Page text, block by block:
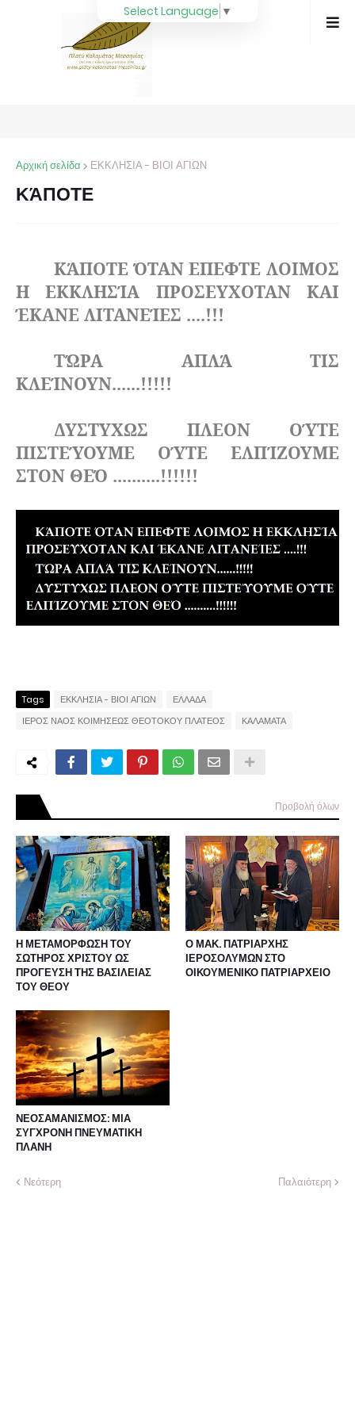
Αρχική σελίδα ΕΚΚΛΗΣΙΑ - ΒΙΟΙ ΑΓΙΩΝ
ΚΆΠΟΤΕ
ΚΆΠΟΤΕ ΌΤΑΝ ΕΠΕΦΤΕ ΛΟΙΜΟΣ
Η ΕΚΚΛΗΣΊΑ ΠΡΟΣΕΥΧΟΤΑΝ ΚΑΙ
ΈΚΑΝΕ ΛΙΤΑΝΕΊΕΣ ....!!!
ΤΏΡΑ ΑΠΛΆ ΤΙΣ
ΚΛΕΊΝΟΥΝ......!!!!!
ΔΥΣΤΥΧΩΣ ΠΛΕΟΝ ΟΎΤΕ
ΠΙΣΤΕΎΟΥΜΕ ΟΎΤΕ ΕΛΠΊΖΟΥΜΕ
ΣΤΟΝ ΘΕΌ ..........!!!!!!
Tags ΕΚΚΛΗΣΙΑ - ΒΙΟΙ ΑΓΙΩΝ
ΕΛΛΑΔΑ
ΙΕΡΟΣ ΝΑΟΣ ΚΟΙΜΗΣΕΩΣ ΘΕΟΤΟΚΟΥ ΠΛΑΤΕΟΣ
ΚΑΛΑΜΑΤΑ
Προβολή όλων
Η ΜΕΤΑΜΟΡΦΩΣΗ ΤΟΥ
ΣΩΤΗΡΟΣ ΧΡΙΣΤΟΥ ΩΣ
ΠΡΟΓΕΥΣΗ ΤΗΣ ΒΑΣΙΛΕΙΑΣ
ΤΟΥ ΘΕΟΥ
Ο ΜΑΚ. ΠΑΤΡΙΑΡΧΗΣ
ΙΕΡΟΣΟΛΥΜΩΝ ΣΤΟ
ΟΙΚΟΥΜΕΝΙΚΟ ΠΑΤΡΙΑΡΧΕΙΟ
ΝΕΟΣΑΜΑΝΙΣΜΟΣ: ΜΙΑ
ΣΥΓΧΡΟΝΗ ΠΝΕΥΜΑΤΙΚΗ
ΠΛΑΝΗ
Νεότερη Παλαιότερη
Select Language ▼